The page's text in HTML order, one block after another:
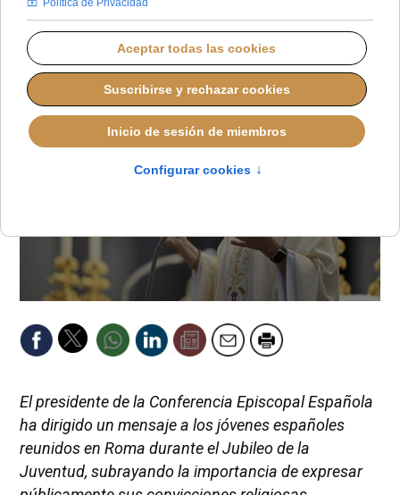
VIERNES, 01 AGOSTO 2025 21:24
El presidente de la Conferencia Episcopal Española
ha dirigido un mensaje a los jóvenes españoles
reunidos en Roma durante el Jubileo de la
Juventud, subrayando la importancia de expresar